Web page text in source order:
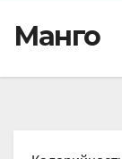
Манго